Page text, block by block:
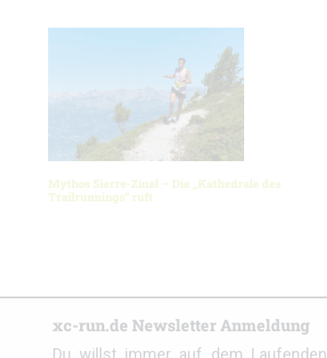
Mythos Sierre-Zinal – Die „Kathedrale des
Trailrunnings“ ruft
xc-run.de Newsletter Anmeldung